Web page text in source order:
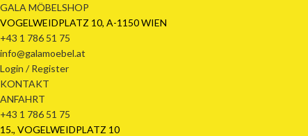
GALA MÖBELSHOP
VOGELWEIDPLATZ 10, A-1150 WIEN
+43 1 786 51 75
info@galamoebel.at
Login / Register
KONTAKT
ANFAHRT
+43 1 786 51 75
15., VOGELWEIDPLATZ 10